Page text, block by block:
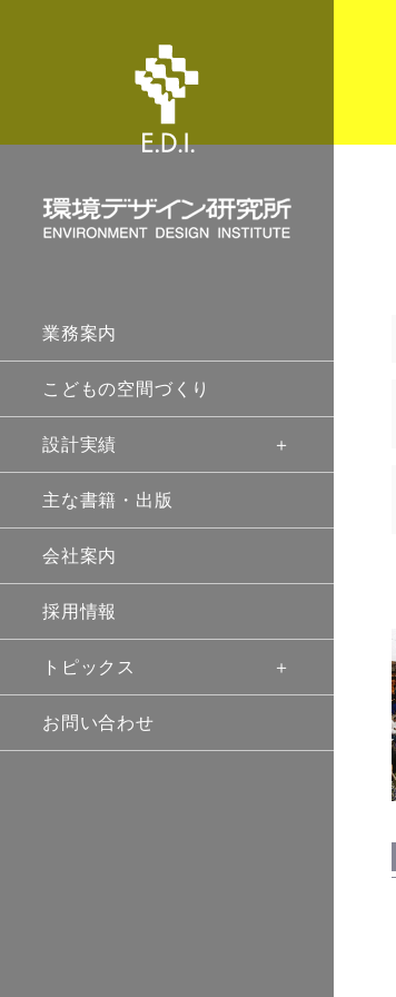
業務案内
こどもの空間づくり
設計実績
主な書籍・出版
会社案内
採用情報
トピックス
お問い合わせ